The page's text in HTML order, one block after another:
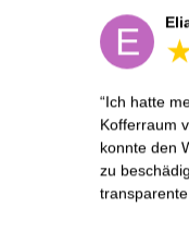
E
Ich hatte
Kofferraum
konnte den
zu